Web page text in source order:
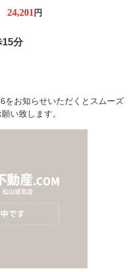
円
15分
をお知らせいただくとスムーズ
い致します。